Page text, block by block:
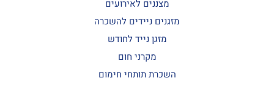
מצננים לאירועים
מזגנים ניידים להשכרה
מזגן נייד לחודש
מקרני חום
השכרת תותחי חימום